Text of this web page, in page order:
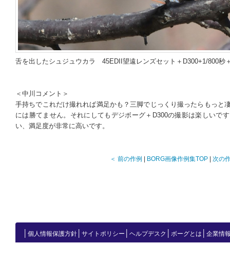
舌を出したシュジュウカラ 45EDII望遠レンズセット＋D300+1/800秒
＜中川コメント＞
手持ちでこれだけ撮れれば満足かも？三脚でじっくり撮ったらもっと
には勝てません。それにしてもデジボーグ＋D300の撮影は楽しいで
い、満足度が非常に高いです。
＜ 前の作例 BORG画像作例集TOP| 次の
個人情報保護方針 サイトポリシー ヘルプデスク ボーグとは 企業情